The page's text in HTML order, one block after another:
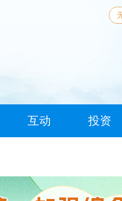
互动 投资